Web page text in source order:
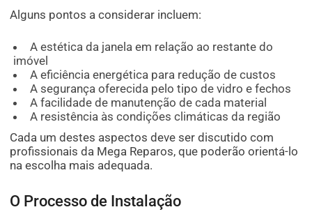
Alguns pontos a considerar incluem:
A estética da janela em relação ao restante do
imóvel
A eficiência energética para redução de custos
A segurança oferecida pelo tipo de vidro e fechos
A facilidade de manutenção de cada material
A resistência às condições climáticas da região
Cada um destes aspectos deve ser discutido com
profissionais da Mega Reparos, que poderão orientá-lo
na escolha mais adequada.
O Processo de Instalação